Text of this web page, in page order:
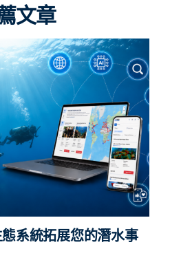
文章
系統拓展您的潛水事